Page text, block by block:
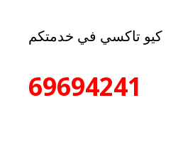
كيو تاكسي في خدمتكم
69694241